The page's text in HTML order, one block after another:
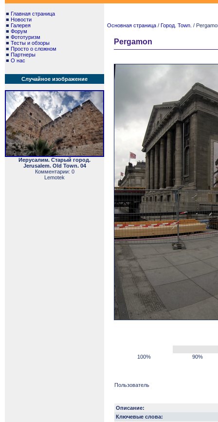
■ Главная страница
■ Новости
■ Галерея
■ Форум
■ Фототуризм
■ Тесты и обзоры
■ Просто о сложном
■ Партнеры
■ О нас
Случайное изображение
Иерусалим. Старый город.
Jerusalem. Old Town. 04
Комментарии: 0
Lemotek
Основная страница / Город. Town. /
Pergamon
100% 90%
Пользователь
Описание:
Ключевые слова: